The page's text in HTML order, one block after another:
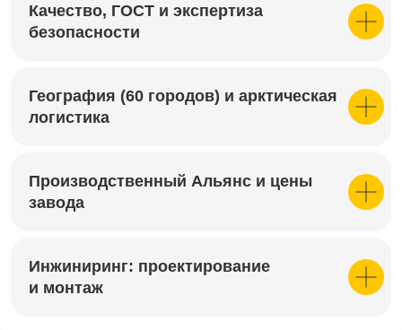
Качество, ГОСТ и экспертиза
безопасности
География (60 городов) и арктическая
логистика
Производственный Альянс и цены
завода
Инжиниринг: проектирование
и монтаж